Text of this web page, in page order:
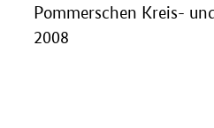
Pommerschen Kreis-
2008